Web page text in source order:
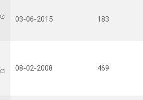
03-06-2015 183
08-02-2008 469